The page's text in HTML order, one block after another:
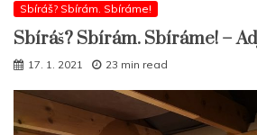
Sbíráš? Sbírám. Sbíráme!
Sbíráš? Sbírám. Sbíráme! –
17. 1. 2021 23 min read